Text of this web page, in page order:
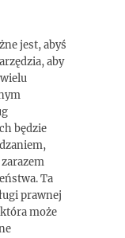
jest, abyś
aby
będzie
Ta
prawnej
może